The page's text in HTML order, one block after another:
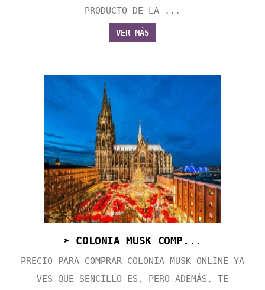
PRODUCTO DE LA ...
VER MÁS
➤ COLONIA MUSK COMP...
PRECIO PARA COMPRAR COLONIA MUSK ONLINE YA
VES QUE SENCILLO ES, PERO ADEMÁS, TE